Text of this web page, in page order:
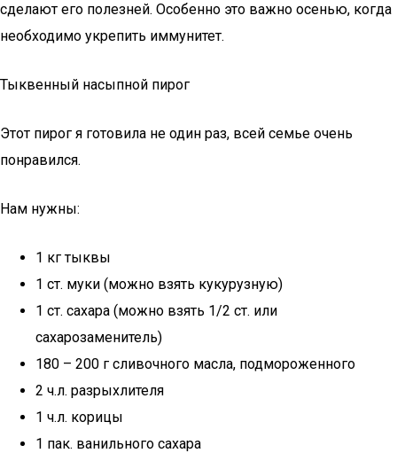
сделают его полезней. Особенно это важно осенью, когда
необходимо укрепить иммунитет.
Тыквенный насыпной пирог
Этот пирог я готовила не один раз, всей семье очень
понравился.
Нам нужны:
1 кг тыквы
1 ст. муки (можно взять кукурузную)
1 ст. сахара (можно взять 1/2 ст. или
сахарозаменитель)
180 – 200 г сливочного масла, подмороженного
2 ч.л. разрыхлителя
1 ч.л. корицы
1 пак. ванильного сахара